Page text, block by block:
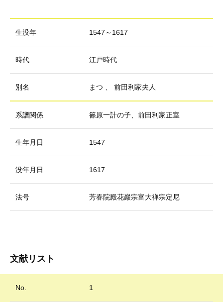
生没年 1547～1617
時代 江戸時代
別名 まつ 前田利家夫人
系譜関係 篠原一計の子、前田利家正室
生年月日 1547
没年月日 1617
法号 芳春院殿花巖宗富大禅宗定尼
文献リスト
No. 1